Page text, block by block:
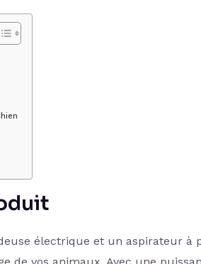
électrique et un aspirateur à